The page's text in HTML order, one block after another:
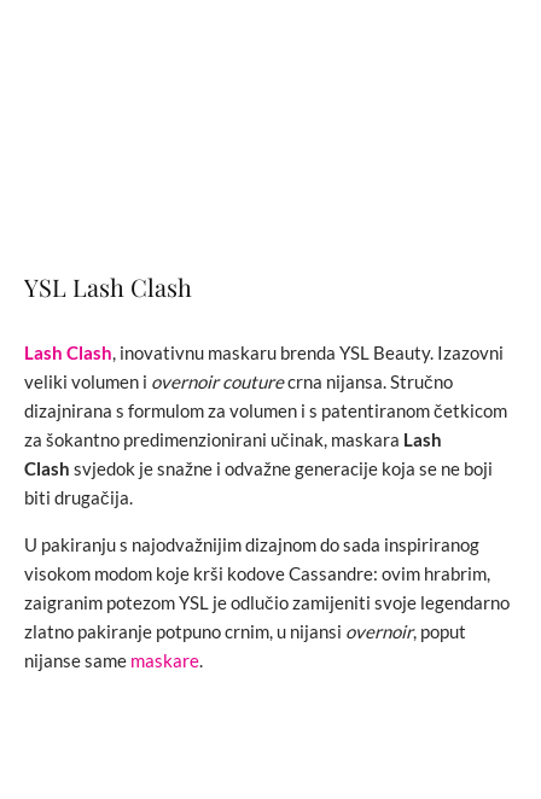
YSL Lash Clash
Lash Clash, inovativnu maskaru brenda YSL Beauty. Izazovni
veliki volumen i overnoir couturecrna nijansa. Stručno
dizajnirana s formulom za volumen i s patentiranom četkicom
za šokantno predimenzionirani učinak, maskara Lash
Clash svjedok je snažne i odvažne generacije koja se ne boji
biti drugačija.
U pakiranju s najodvažnijim dizajnom do sada inspiriranog
visokom modom koje krši kodove Cassandre: ovim hrabrim,
zaigranim potezom YSL je odlučio zamijeniti svoje legendarno
zlatno pakiranje potpuno crnim, u nijansi overnoir, poput
nijanse same maskare.